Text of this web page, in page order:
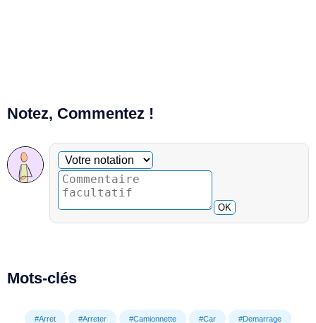
Notez, Commentez !
Commentaire facultatif
Votre notation
OK
Mots-clés
#Arret #Arreter #Camionnette #Car #Demarrage